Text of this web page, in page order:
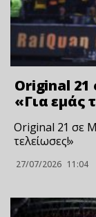
Original
«Για εμάς
Original 21 σε
τελείωσες!»
27/07/2026 11:04